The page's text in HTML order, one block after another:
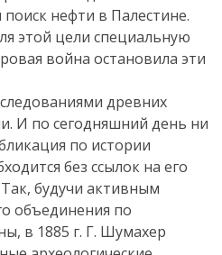
нефти в Палестине.
этой цели специальную
война остановила эти
древних
И по сегодняшний день ни
по истории
без ссылок на его
будучи активным
объединения по
в 1885 г. Г. Шумахер